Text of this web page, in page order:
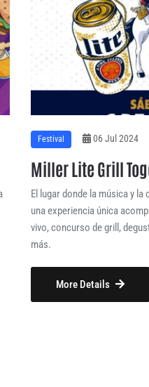
Festival 06 Jul 2024
Miller Lite Grill
El lugar donde la música y
una experiencia única
vivo, concurso de grill,
más.
More Details